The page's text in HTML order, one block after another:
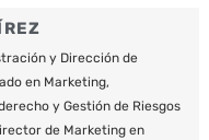
y Dirección de
en Marketing,
y Gestión de Riesgos
de Marketing en